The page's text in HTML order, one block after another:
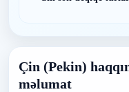
Çin (Pekin)
məlumat